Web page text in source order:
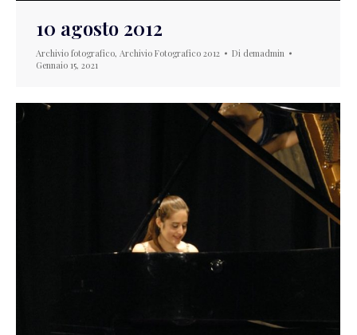
10 agosto 2012
Archivio fotografico, Archivio Fotografico 2012 Di demadmin
Gennaio 15, 2021